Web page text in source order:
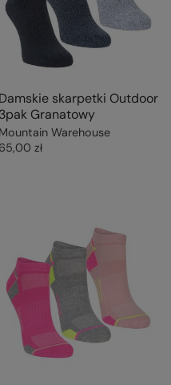
Damskie skarpetki Outdoor
3pak Granatowy
Mountain Warehouse
65,00 zł